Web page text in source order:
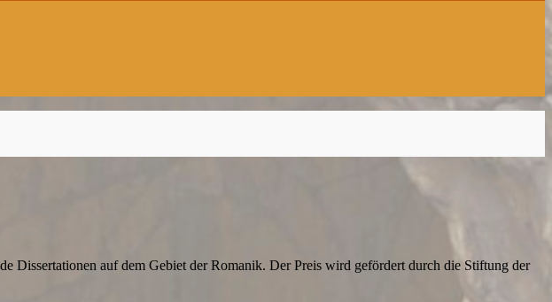
Dissertationen auf dem Gebiet der Romanik. Der Preis wird gefördert durch die Stiftung der